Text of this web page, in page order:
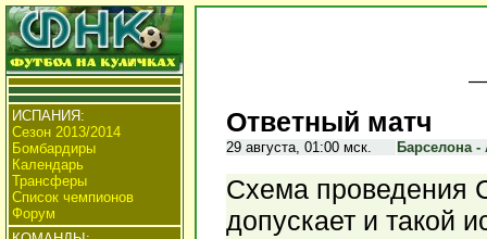
ИСПАНИЯ:
Сезон 2013/2014
Бомбардиры
Календарь
Трансферы
Список чемпионов
Форум
Ответный матч
29 августа, 01:00 мск. Барселона -
Схема проведения
допускает и такой